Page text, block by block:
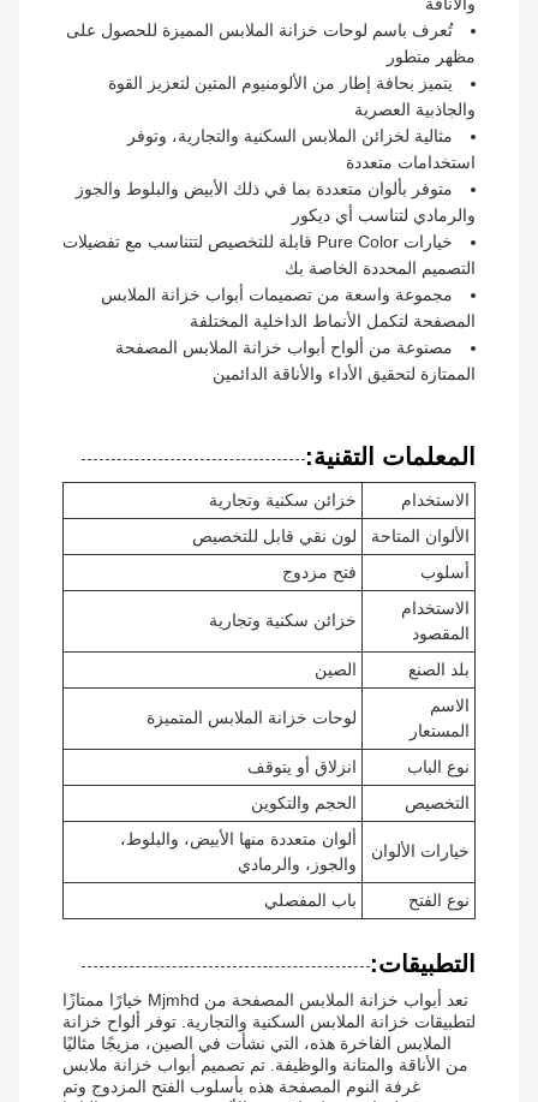
والأناقة
تُعرف باسم لوحات خزانة الملابس المميزة للحصول على
مظهر متطور
يتميز بحافة إطار من الألومنيوم المتين لتعزيز القوة
والجاذبية العصرية
مثالية لخزائن الملابس السكنية والتجارية، وتوفر
استخدامات متعددة
متوفر بألوان متعددة بما في ذلك الأبيض والبلوط والجوز
والرمادي لتناسب أي ديكور
خيارات Pure Color قابلة للتخصيص لتتناسب مع تفضيلات
التصميم المحددة الخاصة بك
مجموعة واسعة من تصميمات أبواب خزانة الملابس
المصفحة لتكمل الأنماط الداخلية المختلفة
مصنوعة من ألواح أبواب خزانة الملابس المصفحة
الممتازة لتحقيق الأداء والأناقة الدائمين
المعلمات التقنية:
الاستخدام
خزائن سكنية وتجارية
الألوان المتاحة
لون نقي قابل للتخصيص
أسلوب
فتح مزدوج
الاستخدام
المقصود
خزائن سكنية وتجارية
بلد الصنع
الصين
الاسم
المستعار
لوحات خزانة الملابس المتميزة
نوع الباب
انزلاق أو يتوقف
التخصيص
الحجم والتكوين
خيارات الألوان
ألوان متعددة منها الأبيض، والبلوط،
والجوز، والرمادي
نوع الفتح
باب المفصلي
التطبيقات:
تعد أبواب خزانة الملابس المصفحة من Mjmhd خيارًا ممتازًا
لتطبيقات خزانة الملابس السكنية والتجارية. توفر ألواح خزانة
الملابس الفاخرة هذه، التي نشأت في الصين، مزيجًا مثاليًا
من الأناقة والمتانة والوظيفة. تم تصميم أبواب خزانة ملابس
غرفة النوم المصفحة هذه بأسلوب الفتح المزدوج وتم